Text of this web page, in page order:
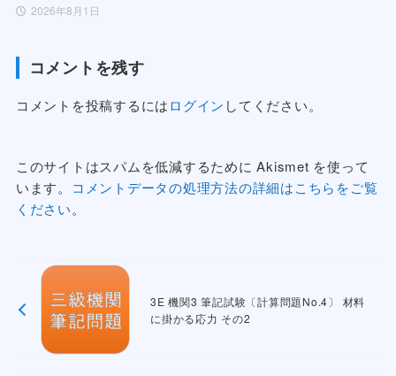
2026年8月1日
コメントを残す
コメントを投稿するにはログイン してください。
このサイトはスパムを低減するために Akismet を使って
います。 コメントデータの処理方法の詳細はこちらをご覧
ください。
3E 機関3 筆記試験〔計算問題No.4〕 材料
に掛かる応力 その2